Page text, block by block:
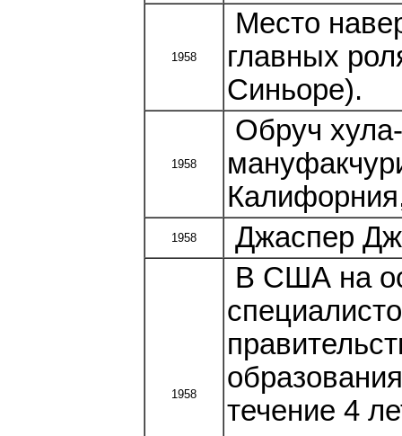
1958
Место
главных
Синьоре).
1958
Обруч
1958 Джаспер
1958
В США на
течение 4